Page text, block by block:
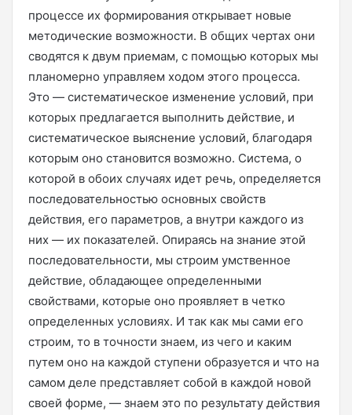
процессе их формирования открывает новые
методические возможности. В общих чертах они
сводятся к двум приемам, с помощью которых мы
планомерно управляем ходом этого процесса.
Это — систематическое изменение условий, при
которых предлагается выполнить действие, и
систематическое выяснение условий, благодаря
которым оно становится возможно. Система, о
которой в обоих случаях идет речь, определяется
последовательностью основных свойств
действия, его параметров, а внутри каждого из
них — их показателей. Опираясь на знание этой
последовательности, мы строим умственное
действие, обладающее определенными
свойствами, которые оно проявляет в четко
определенных условиях. И так как мы сами его
строим, то в точности знаем, из чего и каким
путем оно на каждой ступени образуется и что на
самом деле представляет собой в каждой новой
своей форме, — знаем это по результату действия